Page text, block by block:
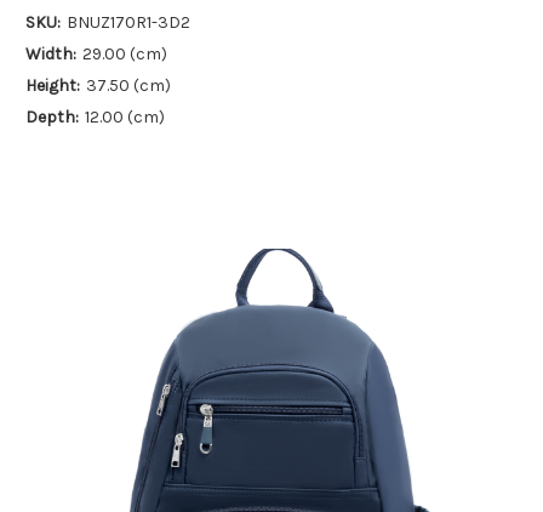
SKU: BNUZ170R1-3D2
Width: 29.00 (cm)
Height: 37.50 (cm)
Depth: 12.00 (cm)